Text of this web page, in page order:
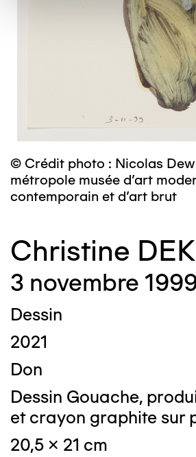
© Crédit photo : Nicolas
métropole musée d’art
contemporain et d’art brut
Christine
3 novembre
Dessin
2021
Don
Dessin Gouache,
et crayon graphite sur
20,5 x 21 cm